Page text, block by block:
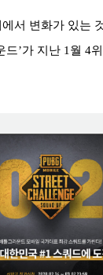
서 변화가 있는
드’가 지난 1월 4